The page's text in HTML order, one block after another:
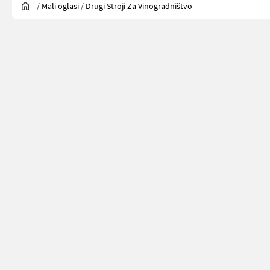
/ Mali oglasi / Drugi Stroji Za Vinogradništvo